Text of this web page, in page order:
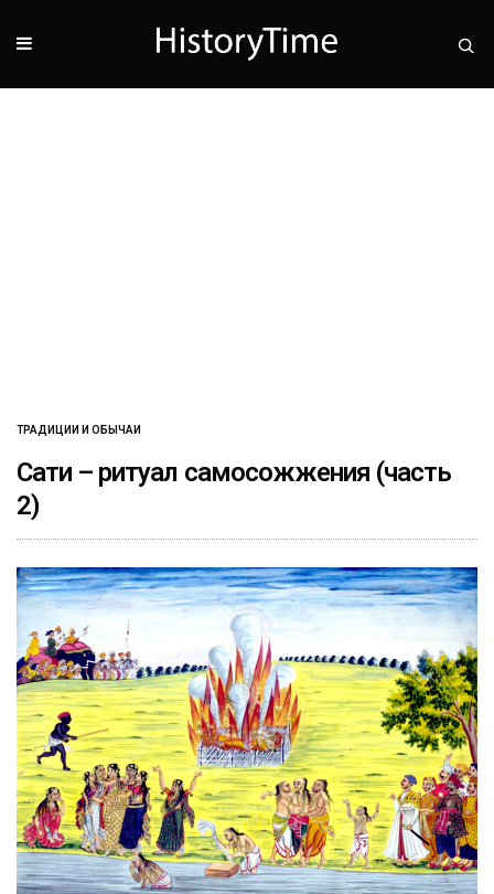
ТРАДИЦИИ И ОБЫЧАИ
Сати – ритуал самосожжения (часть
2)